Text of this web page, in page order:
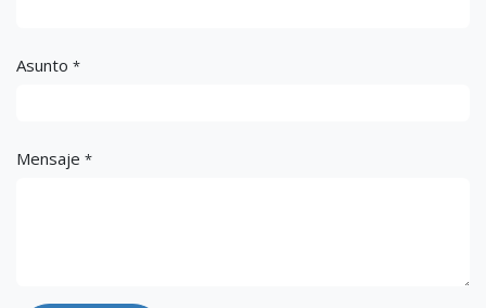
Asunto *
Mensaje *